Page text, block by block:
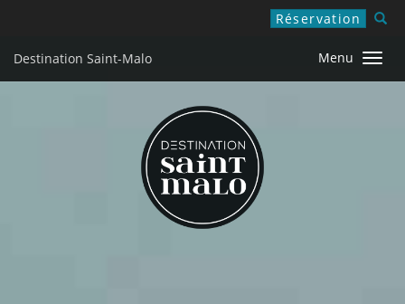
Réservation
Afficher/
Menu
Destination Saint-Malo
Fermer X
Que faire à Saint-Malo ?